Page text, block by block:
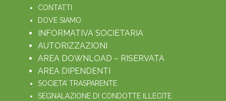
CONTATTI
DOVE SIAMO
INFORMATIVA SOCIETARIA
AUTORIZZAZIONI
AREA DOWNLOAD – RISERVATA
AREA DIPENDENTI
SOCIETA’ TRASPARENTE
SEGNALAZIONE DI CONDOTTE ILLECITE